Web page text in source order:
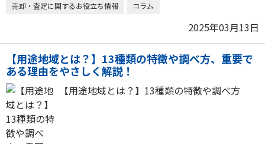
売却・査定に関するお役立ち情報 コラム
2025年03月13日
【用途地域とは？】13種類の特徴や調べ方、重要で
ある理由をやさしく解説！
【用途地域とは？】13種類の特徴や調べ方